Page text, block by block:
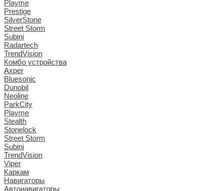
Playme
Prestige
SilverStone
Street Storm
Subini
Radartech
TrendVision
Комбо устройства
Axper
Bluesonic
Dunobil
Neoline
ParkCity
Playme
Stealth
Stonelock
Street Storm
Subini
TrendVision
Viper
Каркам
Навигаторы
Автонавигаторы